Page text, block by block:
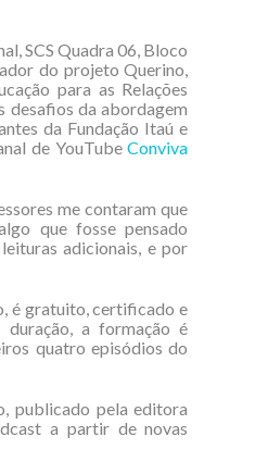
SCS Quadra 06, Bloco
do projeto Querino,
para as Relações
desafios da abordagem
da Fundação Itaú e
de YouTubeConviva
me contaram que
que fosse pensado
adicionais, e por
é gratuito, certificado e
a formação é
quatro episódios do
publicado pela editora
a partir de novas